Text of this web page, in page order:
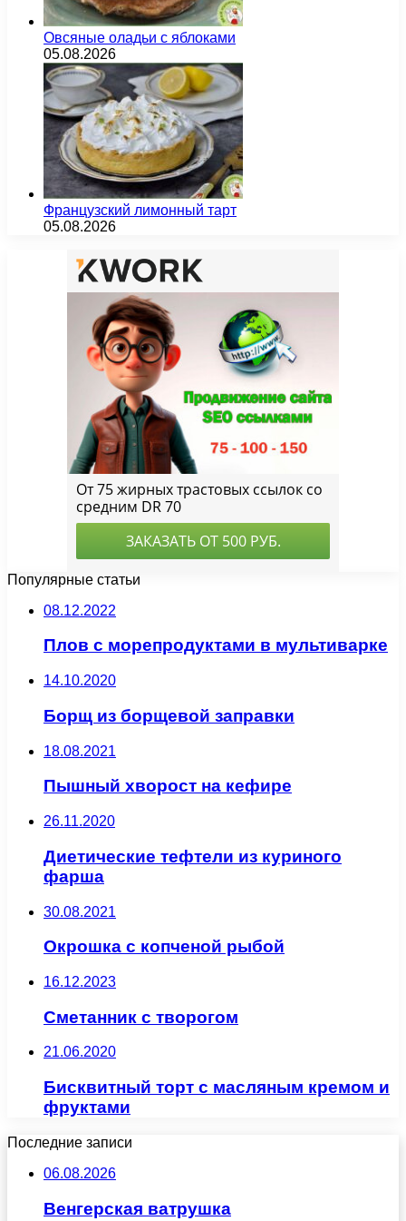
Овсяные оладьи с яблоками
05.08.2026
Французский лимонный тарт
05.08.2026
Популярные статьи
08.12.2022
Плов с морепродуктами в мультиварке
14.10.2020
Борщ из борщевой заправки
18.08.2021
Пышный хворост на кефире
26.11.2020
Диетические тефтели из куриного
фарша
30.08.2021
Окрошка с копченой рыбой
16.12.2023
Сметанник с творогом
21.06.2020
Бисквитный торт с масляным кремом и
фруктами
Последние записи
06.08.2026
Венгерская ватрушка